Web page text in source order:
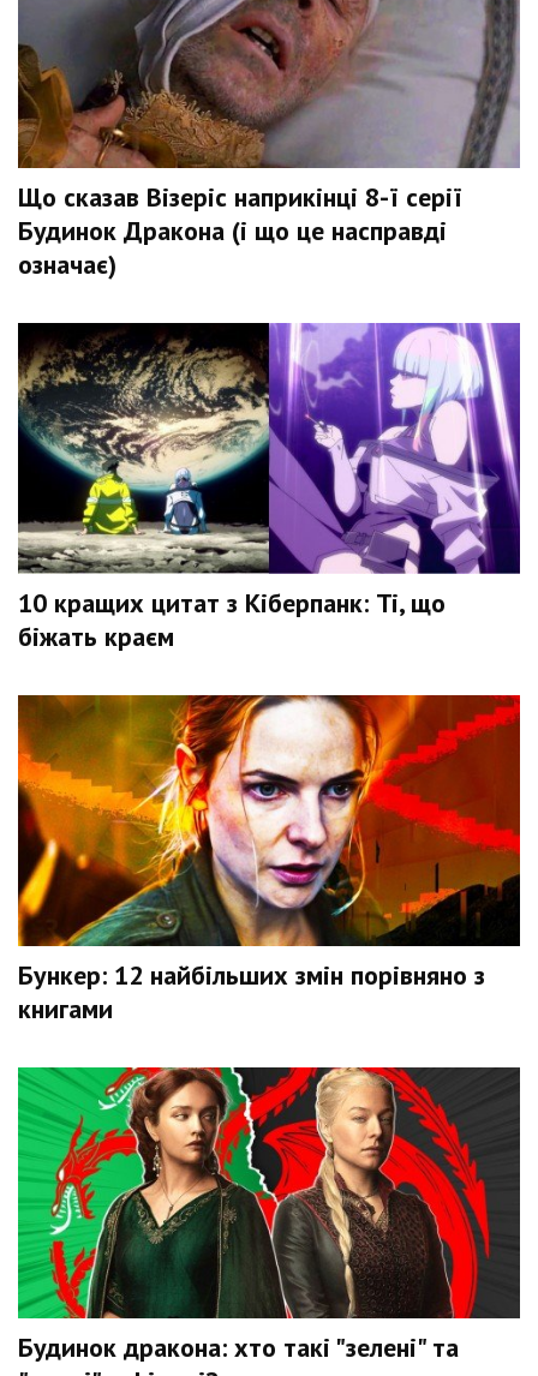
Що сказав Візеріс наприкінці 8-ї серії
Будинок Дракона (і що це насправді
означає)
10 кращих цитат з Кіберпанк: Ті, що
біжать краєм
Бункер: 12 найбільших змін порівняно з
книгами
Будинок дракона: хто такі "зелені" та